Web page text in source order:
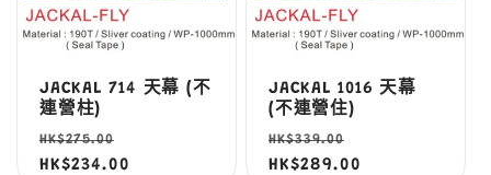
JACKAL 714 天幕 (不
連營柱)
定
價
HK$275.00
價
HK$234.00
JACKAL 1016 天幕
(不連營住)
定
價
HK$339.00
價
HK$289.00